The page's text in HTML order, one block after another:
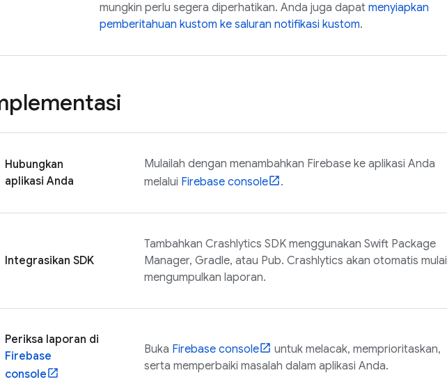
mungkin perlu segera diperhatikan. Anda juga dapat menyiapkan
pemberitahuan kustom ke saluran notifikasi kustom.
Hubungkan
aplikasi Anda
Mulailah dengan menambahkan Firebase ke aplikasi Anda
melalui Firebase console .
Integrasikan SDK
Tambahkan Crashlytics SDK menggunakan Swift Package
Manager, Gradle, atau Pub. Crashlytics akan otomatis mulai
mengumpulkan laporan.
Periksa laporan di
Firebase
console
Buka Firebase console
untuk melacak, memprioritaskan,
serta memperbaiki masalah dalam aplikasi Anda.